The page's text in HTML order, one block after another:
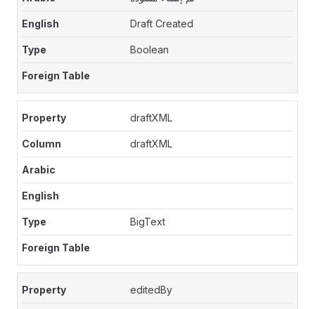
Draft Created
Boolean
draftXML
draftXML
BigText
editedBy